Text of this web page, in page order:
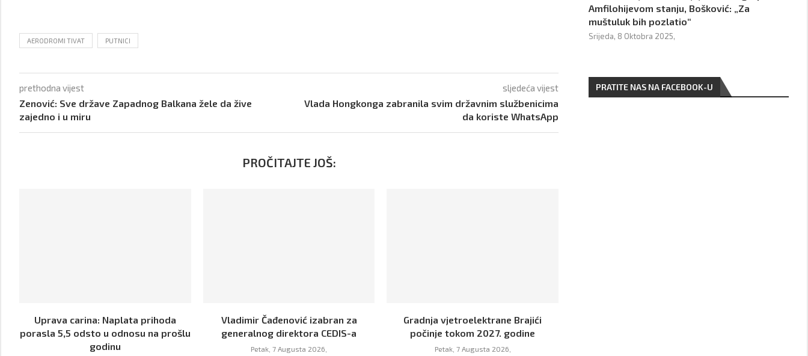
AERODROMI TIVAT PUTNICI
prethodna vijest
Zenović: Sve države Zapadnog Balkana žele da žive
zajedno i u miru
sljedeća vijest
Vlada Hongkonga zabranila svim državnim službenicima
da koriste WhatsApp
PROČITAJTE JOŠ:
Uprava carina: Naplata prihoda
porasla 5,5 odsto u odnosu na prošlu
godinu
Vladimir Čađenović izabran za
generalnog direktora CEDIS-a
Petak, 7 Augusta 2026,
Gradnja vjetroelektrane Brajići
počinje tokom 2027. godine
Petak, 7 Augusta 2026,
Amfilohijevom stanju, Bošković: „Za
muštuluk bih pozlatio“
Srijeda, 8 Oktobra 2025,
PRATITE NAS NA FACEBOOK-U